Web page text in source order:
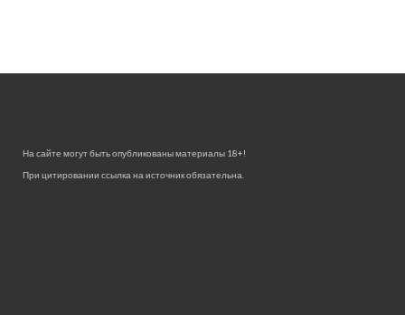
На сайте могут быть опубликованы материалы 18+!
При цитировании ссылка на источник обязательна.